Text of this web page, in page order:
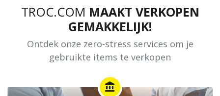
TROC.COM MAAKT VERKOPEN
GEMAKKELIJK!
Ontdek onze zero-stress services om je
gebruikte items te verkopen
account_balance